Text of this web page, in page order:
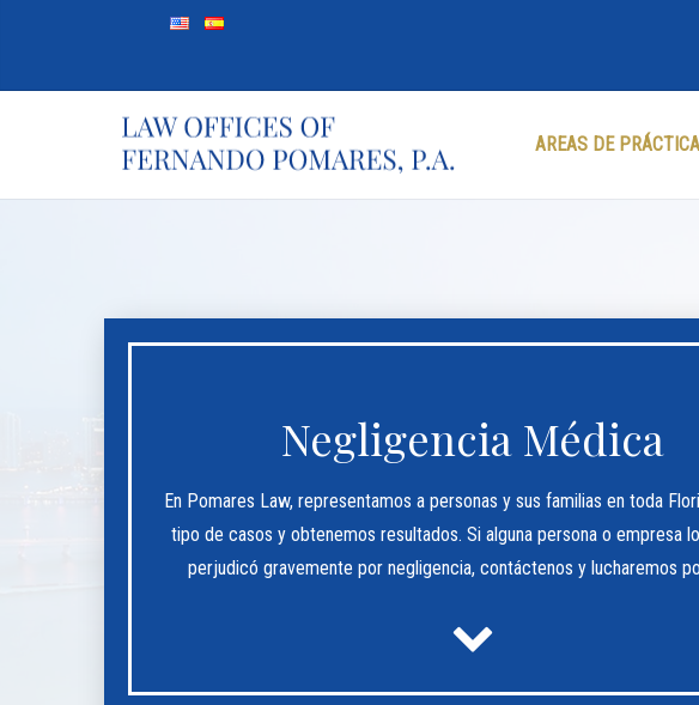
AREAS DE PRÁCTICA
Negligencia Médica
En Pomares Law, representamos a personas y sus familias en toda
tipo de casos y obtenemos resultados. Si alguna persona o empresa
perjudicó gravemente por negligencia, contáctenos y lucharemos